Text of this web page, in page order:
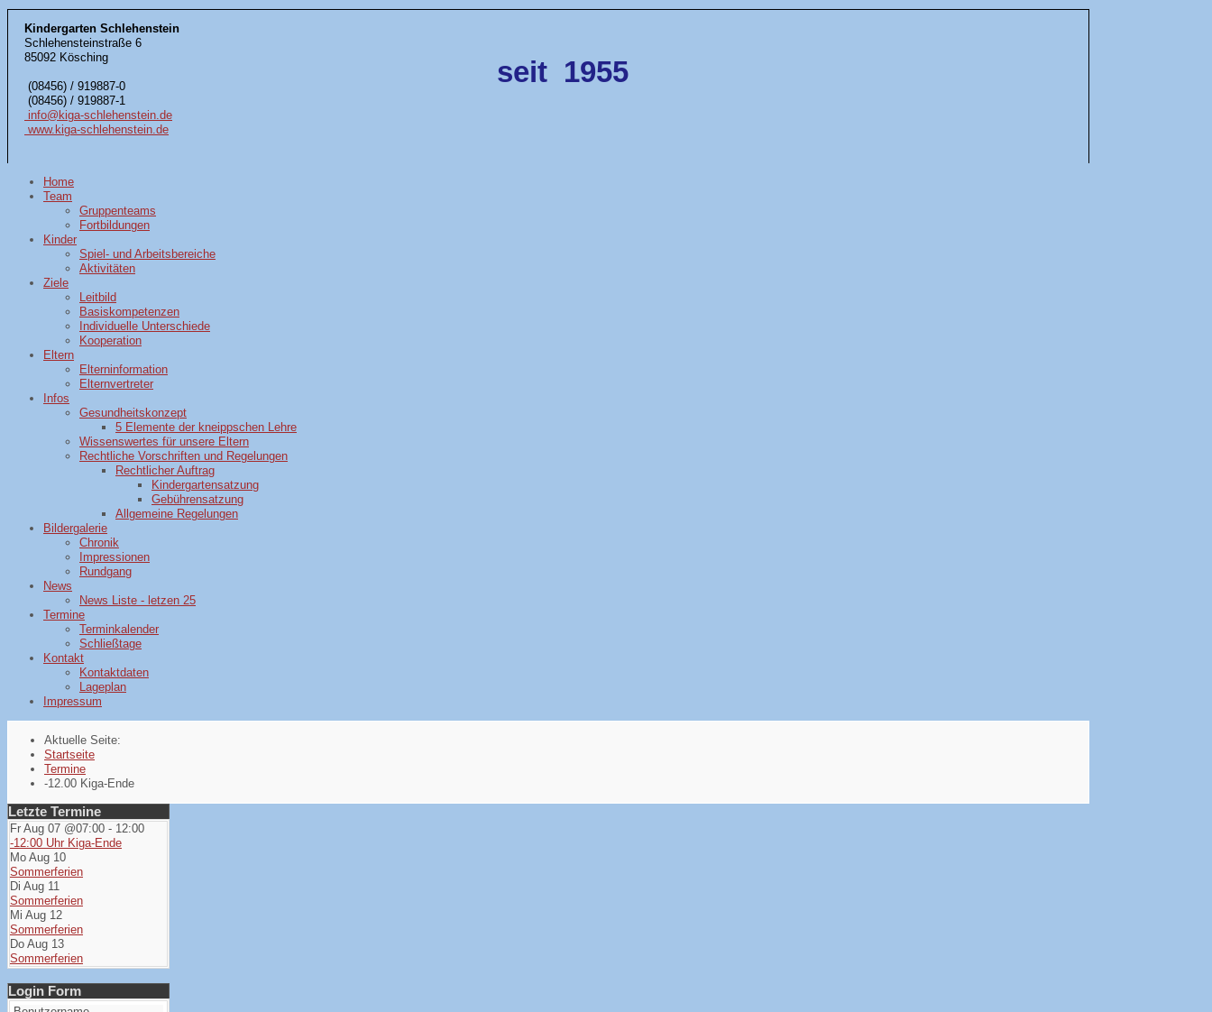
Kindergarten Schlehenstein
Schlehensteinstraße 6
85092 Kösching
(08456) / 919887-0
(08456) / 919887-1
info@kiga-schlehenstein.de
www.kiga-schlehenstein.de
seit 1955
Home
Team
Gruppenteams
Fortbildungen
Kinder
Spiel- und Arbeitsbereiche
Aktivitäten
Ziele
Leitbild
Basiskompetenzen
Individuelle Unterschiede
Kooperation
Eltern
Elterninformation
Elternvertreter
Infos
Gesundheitskonzept
5 Elemente der kneippschen Lehre
Wissenswertes für unsere Eltern
Rechtliche Vorschriften und Regelungen
Rechtlicher Auftrag
Kindergartensatzung
Gebührensatzung
Allgemeine Regelungen
Bildergalerie
Chronik
Impressionen
Rundgang
News
News Liste - letzen 25
Termine
Terminkalender
Schließtage
Kontakt
Kontaktdaten
Lageplan
Impressum
Aktuelle Seite:
Startseite
Termine
-12.00 Kiga-Ende
Letzte Termine
Fr Aug 07 @07:00 - 12:00
-12:00 Uhr Kiga-Ende
Mo Aug 10
Sommerferien
Di Aug 11
Sommerferien
Mi Aug 12
Sommerferien
Do Aug 13
Sommerferien
Login Form